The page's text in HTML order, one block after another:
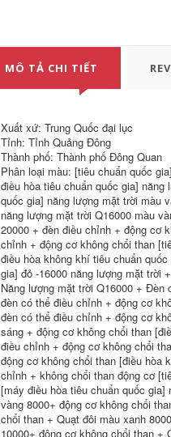
nữ mũ làm việc của
sinh điện tử mũ làm
vàng mũ trùm đầu y
191,000
Mũ lưới chống tĩnh
điện có thể giặt
được mũ làm việc
mũ nữ xưởng nhà
máy thoáng khí vệ
sinh thực phẩm và
đồ uống mũ đội đầu
bếp nam mũ bảo hộ
y tế
191,000
Ưu đãi đặc biệt mũ
chống tĩnh điện màu
xanh mũ bảo hộ lao
động chống bụi mũ
lưỡi trai công nhân
nam nữ xưởng sạch
bụi mũ lưới trắng
nón trùm y tế
207,000
Chống tĩnh điện
không bụi nắp lưới
xưởng làm việc mũ
MÔ TẢ CHI TIẾT
Xuất xứ: Trung Quốc đại lục
Tỉnh: Tỉnh Quảng Đông
Thành phố: Thành phố Đông Quan
Phân loại màu: [tiêu chuẩn quốc
điều hòa tiêu chuẩn quốc gia]
quốc gia] năng lượng mặt trời màu
năng lượng mặt trời Q16000 màu
20000 + đèn điều chỉnh + động cơ
chỉnh + động cơ không chổi than
điều hòa không khí tiêu chuẩn
gia] đỏ -16000 năng lượng mặt trời
Năng lượng mặt trời Q16000 +
đèn có thể điều chỉnh + động cơ
đèn có thể điều chỉnh + động cơ
sáng + động cơ không chổi than
điều chỉnh + động cơ không chổi
động cơ không chổi than [điều hòa
chỉnh + không chổi than động cơ
[máy điều hòa tiêu chuẩn quốc
vàng 8000+ động cơ không chổi
chổi than + Quạt đôi màu xanh
10000+ động cơ không chổi than +